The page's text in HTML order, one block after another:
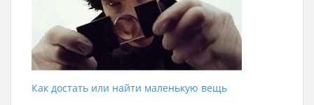
Как достать или найти маленькую вещь